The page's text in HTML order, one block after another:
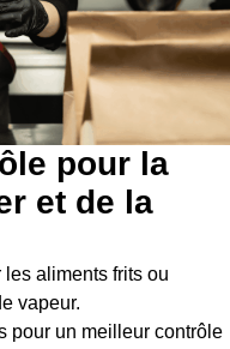
pour la
et de la
aliments frits ou
vapeur.
pour un meilleur contrôle